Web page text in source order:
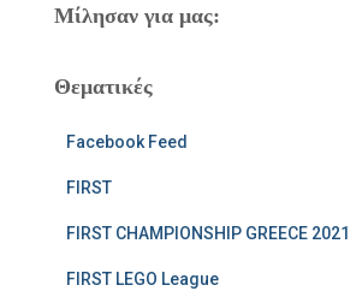
Μίλησαν για μας:
Θεματικές
Facebook Feed
FIRST
FIRST CHAMPIONSHIP GREECE 2021
FIRST LEGO League